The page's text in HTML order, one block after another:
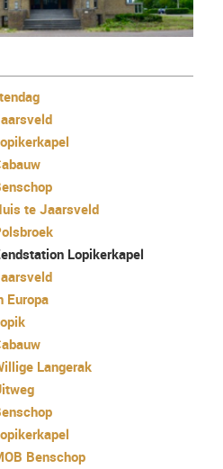
te Jaarsveld
Lopikerkapel
Europa
Langerak
Benschop